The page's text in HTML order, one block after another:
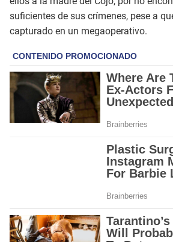
suficientes de sus crímenes, pese a
capturado en un megaoperativo.